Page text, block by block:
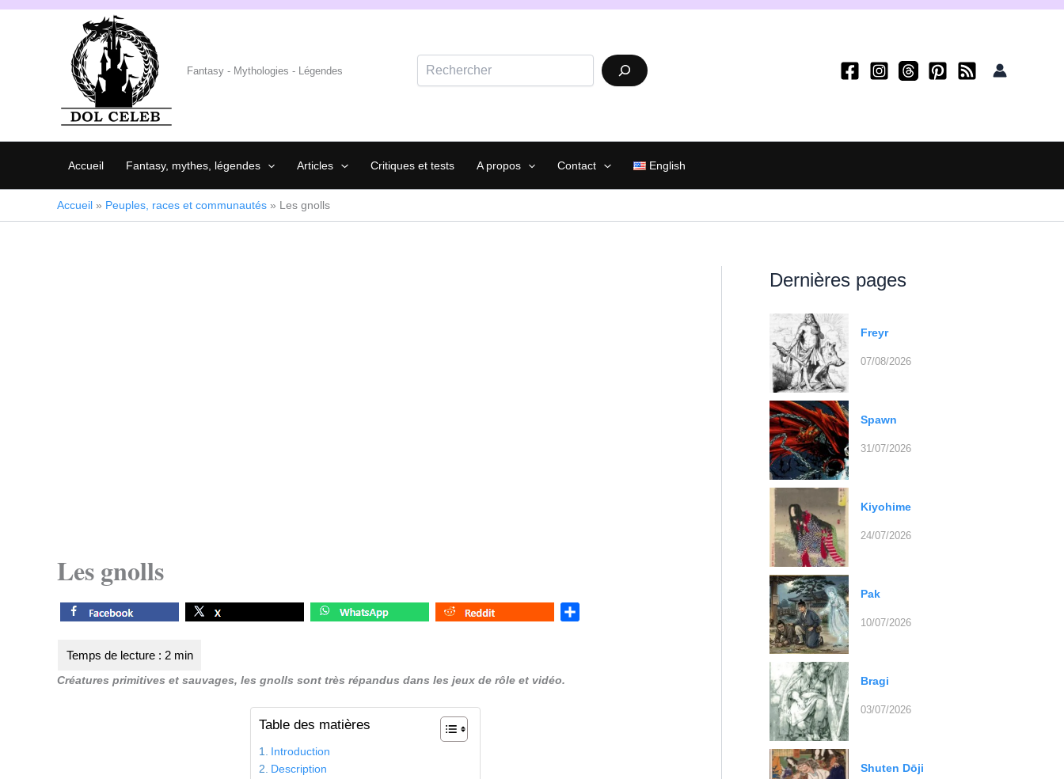
Aller
Fantasy - Mythologies - Légendes
Accueil Fantasy, mythes, légendes Articles Critiques et tests A propos Contact English
Accueil » Peuples, races et communautés » Les gnolls
Les gnolls
Créatures primitives et sauvages, les gnolls sont très répandus dans les jeux de rôle et vidéo.
Table des matières
Introduction
Description
Dernières pages
Freyr
07/08/2026
Spawn
31/07/2026
Kiyohime
24/07/2026
Pak
10/07/2026
Bragi
03/07/2026
Shuten Dōji